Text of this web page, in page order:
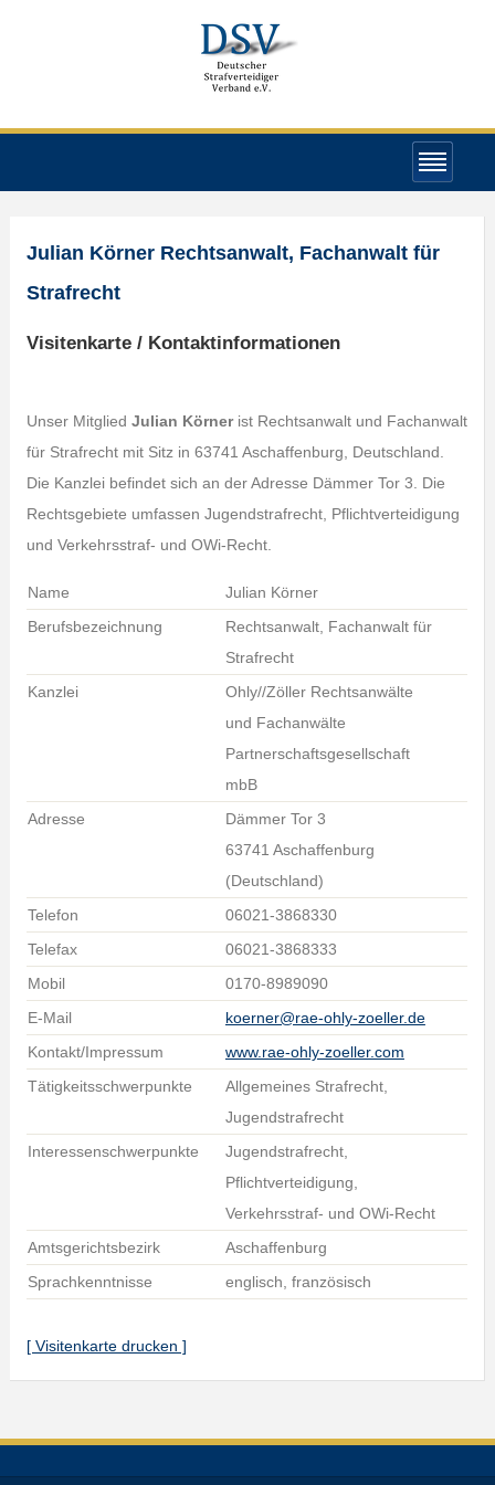
Julian Körner Rechtsanwalt, Fachanwalt für
Strafrecht
Visitenkarte / Kontaktinformationen
Unser Mitglied Julian Körnerist Rechtsanwalt und Fachanwalt
für Strafrecht mit Sitz in 63741 Aschaffenburg, Deutschland.
Die Kanzlei befindet sich an der Adresse Dämmer Tor 3. Die
Rechtsgebiete umfassen Jugendstrafrecht, Pflichtverteidigung
und Verkehrsstraf- und OWi-Recht.
Name
Julian Körner
Berufsbezeichnung
Rechtsanwalt, Fachanwalt für
Strafrecht
Kanzlei
Ohly//Zöller Rechtsanwälte
und Fachanwälte
Partnerschaftsgesellschaft
mbB
Adresse
Dämmer Tor 3
63741 Aschaffenburg
(Deutschland)
Telefon
06021-3868330
Telefax
06021-3868333
Mobil
0170-8989090
E-Mail
koerner@rae-ohly-zoeller.de
Kontakt/Impressum
www.rae-ohly-zoeller.com
Tätigkeitsschwerpunkte
Allgemeines Strafrecht,
Jugendstrafrecht
Interessenschwerpunkte
Jugendstrafrecht,
Pflichtverteidigung,
Verkehrsstraf- und OWi-Recht
Amtsgerichtsbezirk
Aschaffenburg
Sprachkenntnisse
englisch, französisch
[ Visitenkarte drucken ]